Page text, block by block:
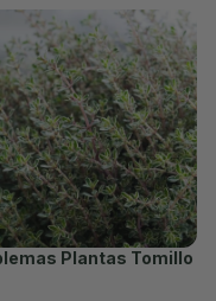
Plantas Tomillo